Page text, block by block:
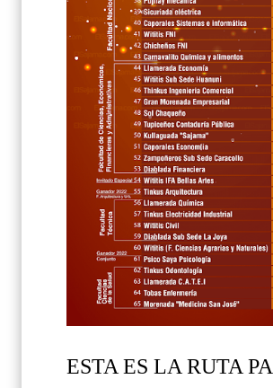
ESTA ES LA RUTA